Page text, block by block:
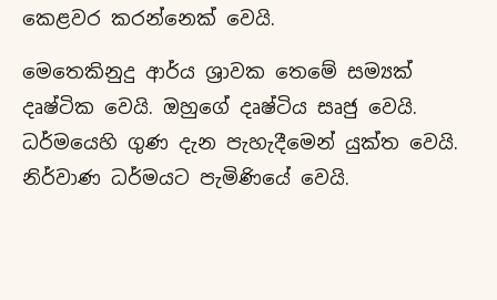
කෙළවර කරන්නෙක් වෙයි.
මෙතෙකිනුදු ආර්ය ශ්‍රාවක තෙමේ සම්‍යක්
දෘෂ්ටික වෙයි. ඔහුගේ දෘෂ්ටිය සෘජු වෙයි.
ධර්මයෙහි ගුණ දැන පැහැදීමෙන් යුක්ත වෙයි.
නිර්වාණ ධර්මයට පැමිණියේ වෙයි.